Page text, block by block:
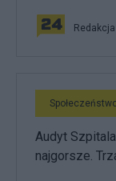
Redakcja
Audyt
najgorsze.